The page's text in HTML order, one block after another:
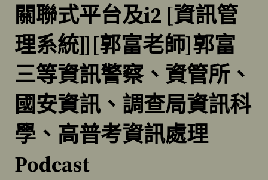
關聯式平台及i2 [資訊管
理系統]][郭富老師]郭富
三等資訊警察、資管所、
國安資訊、調查局資訊科
學、高普考資訊處理
Podcast